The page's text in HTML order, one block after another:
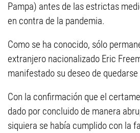
Pampa) antes de las estrictas
en contra de la pandemia.
Como se ha conocido, sólo
extranjero nacionalizado Eric
manifestado su deseo de
Con la confirmación que el
dado por concluido de manera
siquiera se había cumplido con la